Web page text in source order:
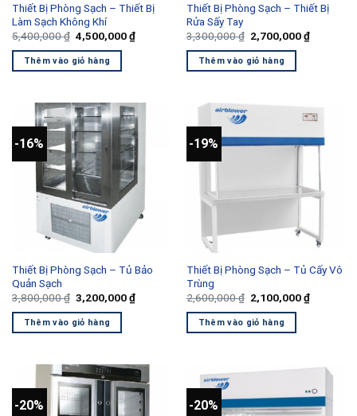
Thiết Bị Phòng Sạch – Thiết Bị
Làm Sạch Không Khí
5,400,000₫ Giá
gốc
là:
5,400,000 ₫.
4,500,000₫Giá
hiện
Thêm vào giỏ hàng
Thiết Bị Phòng Sạch – Thiết Bị
Rửa Sấy Tay
3,300,000₫ Giá
gốc
là:
3,300,000 ₫.
2,700,000₫Giá
hiện
Thêm vào giỏ hàng
-16%
Thiết Bị Phòng Sạch – Tủ Bảo
Quản Sạch
3,800,000₫ Giá
gốc
là:
3,800,000 ₫.
3,200,000₫Giá
hiện
Thêm vào giỏ hàng
-19%
Thiết Bị Phòng Sạch – Tủ Cấy Vô
Trùng
2,600,000₫ Giá
gốc
là:
2,600,000 ₫.
2,100,000₫Giá
hiện
Thêm vào giỏ hàng
-20% -20%